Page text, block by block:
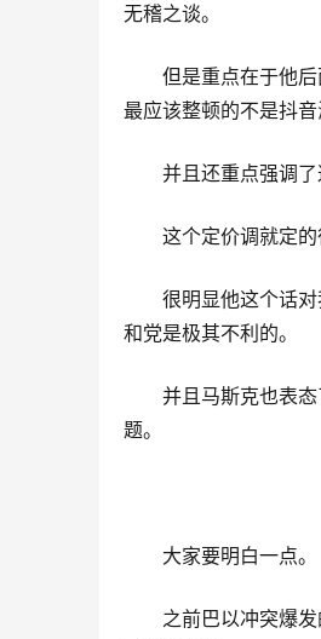
无稽之谈。
但是重点在于他
最应该整顿的不是抖音
并且还重点强调
这个定价调就定的
很明显他这个话
和党是极其不利的。
并且马斯克也表
题。
大家要明白一点。
之前巴以冲突爆